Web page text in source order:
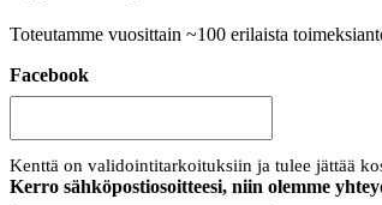
Toteutamme vuosittain ~100 erilaista
Facebook
Kenttä on validointitarkoituksiin ja tulee jättää
Kerro sähköpostiosoitteesi, niin olemme